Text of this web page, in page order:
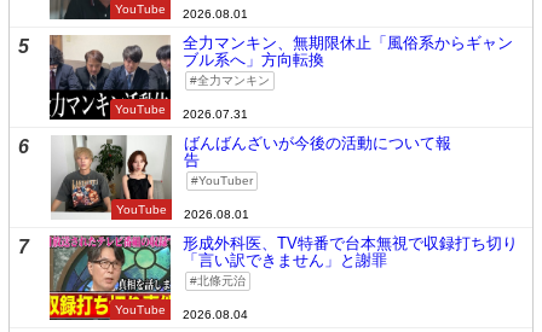
YouTube 2026.08.01
5
YouTube
全力マンキン、無期限休止「風俗系からギャン
ブル系へ」方向転換
全力マンキン
2026.07.31
6
YouTube
ばんばんざいが今後の活動について報
告
YouTuber
2026.08.01
7
YouTube
形成外科医、TV特番で台本無視で収録打ち切り
「言い訳できません」と謝罪
北條元治
2026.08.04